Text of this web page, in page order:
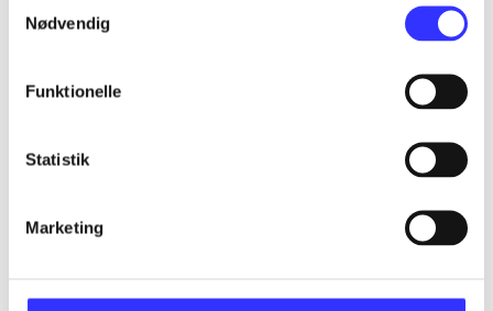
Nødvendig
Funktionelle
Statistik
Marketing
...
...
...
...